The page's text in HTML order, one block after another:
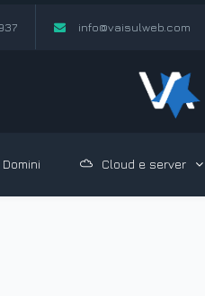
info@vaisulweb.com
Domini Cloud e server